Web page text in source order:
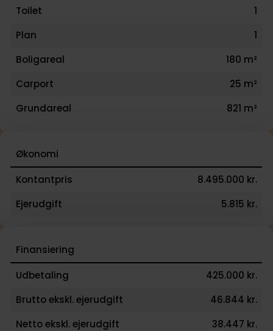
Toilet
1
Plan
1
Boligareal
180 m²
Carport
25 m²
Grundareal
821 m²
Økonomi
Kontantpris
8.495.000 kr.
Ejerudgift
5.815 kr.
Finansiering
Udbetaling
425.000 kr.
Brutto ekskl. ejerudgift
46.844 kr.
Netto ekskl. ejerudgift
38.447 kr.